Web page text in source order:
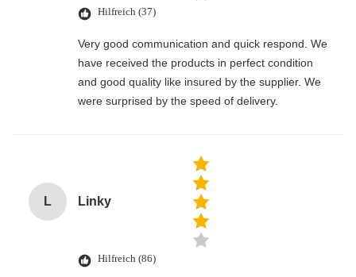
Hilfreich (37)
Very good communication and quick respond. We
have received the products in perfect condition
and good quality like insured by the supplier. We
were surprised by the speed of delivery.
L Linky
Hilfreich (86)